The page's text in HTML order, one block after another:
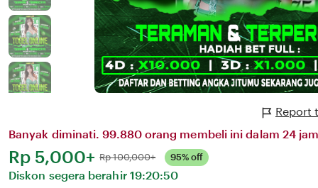
Report
Banyak diminati. 99.880 orang membeli ini dalam 24
Harga:
Rp 5,000+ Normal:
Rp 100,000+ 95% off
Diskon segera berahir 19:20:50